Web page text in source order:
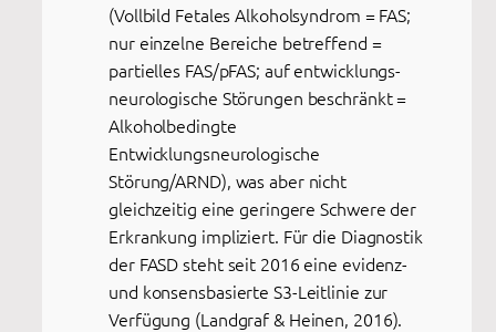
(Vollbild Fetales Alkoholsyndrom = FAS;
nur einzelne Bereiche betreffend =
partielles FAS/pFAS; auf entwicklungs-
neurologische Störungen beschränkt =
Alkoholbedingte
Entwicklungsneurologische
Störung/ARND), was aber nicht
gleichzeitig eine geringere Schwere der
Erkrankung impliziert. Für die Diagnostik
der FASD steht seit 2016 eine evidenz-
und konsensbasierte S3-Leitlinie zur
Verfügung (Landgraf & Heinen, 2016).